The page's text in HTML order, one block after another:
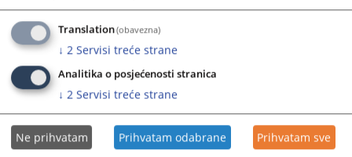
Translation(obavezna)
↓ 2 Servisi treće strane
Analitika o posjećenosti stranica
↓ 2 Servisi treće strane
Ne prihvatam Prihvatam odabrane Prihvatam sve